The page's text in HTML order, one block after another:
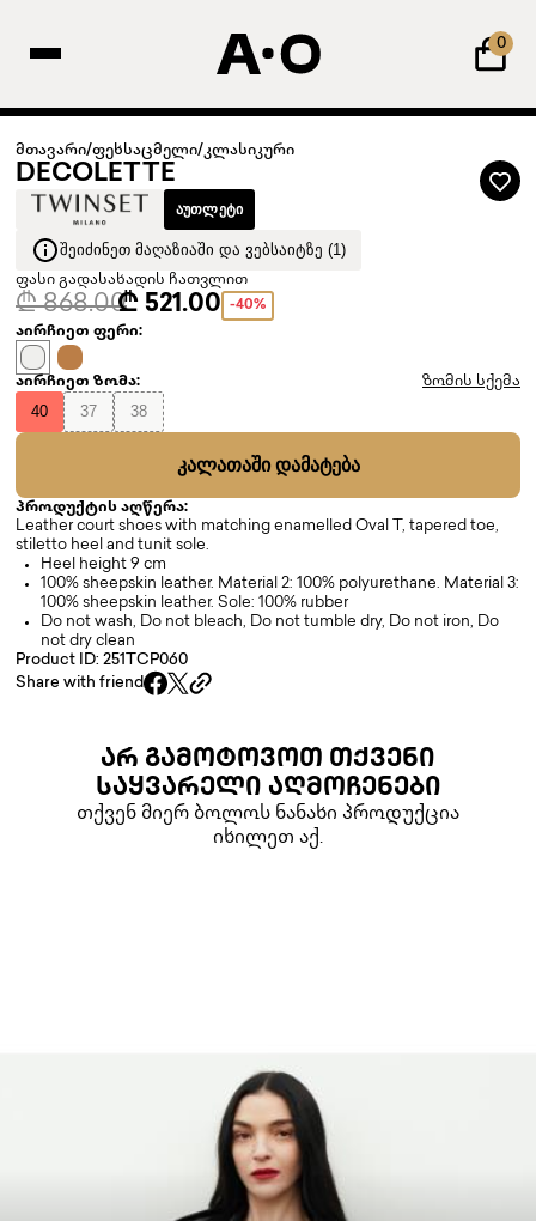
0
მთავარი/ფეხსაცმელი/კლასიკური
DECOLETTE
ᲐᲣᲗᲚᲔᲢᲘ
ᲨᲔᲘᲫᲘᲜᲔᲗ ᲛᲐᲦᲐᲖᲘᲐᲨᲘ ᲓᲐ ᲕᲔᲑᲡᲐᲘᲢᲖᲔ (1)
ფასი გადასახადის ჩათვლით
₾ 868.00₾ 521.00 -40%
აირჩიეთ ფერი:
აირჩიეთ ზომა: ზომის სქემა
40 37 38
ᲙᲐᲚᲐᲗᲐᲨᲘ ᲓᲐᲛᲐᲢᲔᲑᲐ
პროდუქტის აღწერა:
Leather court shoes with matching enamelled Oval T, tapered toe,
stiletto heel and tunit sole.
Heel height 9 cm
100% sheepskin leather. Material 2: 100% polyurethane. Material 3:
100% sheepskin leather. Sole: 100% rubber
Do not wash, Do not bleach, Do not tumble dry, Do not iron, Do
not dry clean
Product ID: 251TCP060
Share with friend
ᲐᲠ ᲒᲐᲛᲝᲢᲝᲕᲝᲗ ᲗᲥᲕᲔᲜᲘ
ᲡᲐᲧᲕᲐᲠᲔᲚᲘ ᲐᲦᲛᲝᲩᲔᲜᲔᲑᲘ
თქვენ მიერ ბოლოს ნანახი პროდუქცია
იხილეთ აქ.